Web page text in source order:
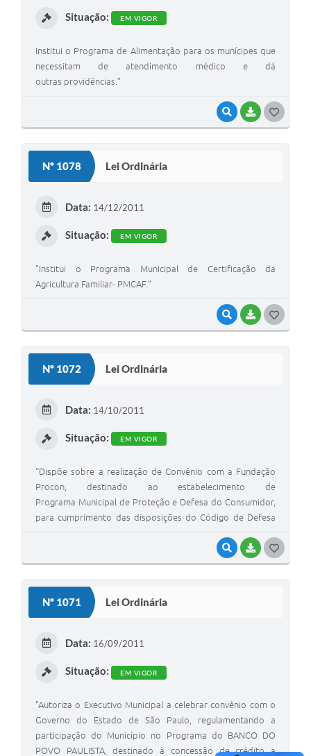
VISUALIZAR
BAIXAR
Situação: EM VIGOR
Institui o Programa de Alimentação para os munícipes que
necessitam de atendimento médico e dá
outras providências.”
Nº 1078 Lei Ordinária
VISUALIZAR
BAIXAR
Data: 14/12/2011
Situação: EM VIGOR
"Institui o Programa Municipal de Certificação da
Agricultura Familiar- PMCAF.”
Nº 1072 Lei Ordinária
VISUALIZAR
BAIXAR
Data: 14/10/2011
Situação: EM VIGOR
“Dispõe sobre a realização de Convênio com a Fundação
Procon, destinado ao estabelecimento de
Programa Municipal de Proteção e Defesa do Consumidor,
para cumprimento das disposições do Código de Defesa
Nº 1071 Lei Ordinária
Data: 16/09/2011
Situação: EM VIGOR
"Autoriza o Executivo Municipal a celebrar convênio com o
Governo do Estado de São Paulo, regulamentando a
participação do Município no Programa do BANCO DO
POVO PAULISTA, destinado à concessão de crédito a